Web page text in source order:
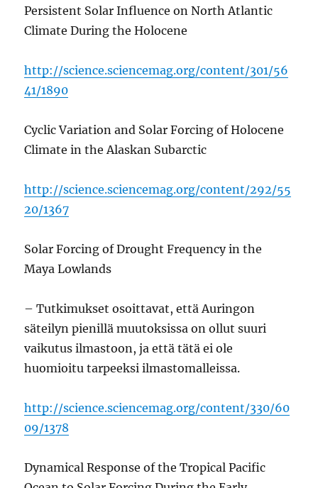
Persistent Solar Influence on North Atlantic
Climate During the Holocene
http://science.sciencemag.org/content/301/56
41/1890
Cyclic Variation and Solar Forcing of Holocene
Climate in the Alaskan Subarctic
http://science.sciencemag.org/content/292/55
20/1367
Solar Forcing of Drought Frequency in the
Maya Lowlands
– Tutkimukset osoittavat, että Auringon
säteilyn pienillä muutoksissa on ollut suuri
vaikutus ilmastoon, ja että tätä ei ole
huomioitu tarpeeksi ilmastomalleissa.
http://science.sciencemag.org/content/330/60
09/1378
Dynamical Response of the Tropical Pacific